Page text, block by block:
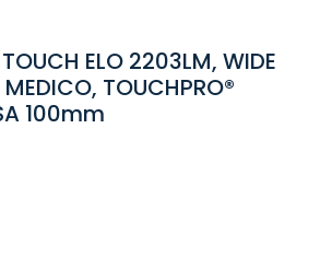
ELO 2203LM, WIDE
MEDICO, TOUCHPRO®
100mm